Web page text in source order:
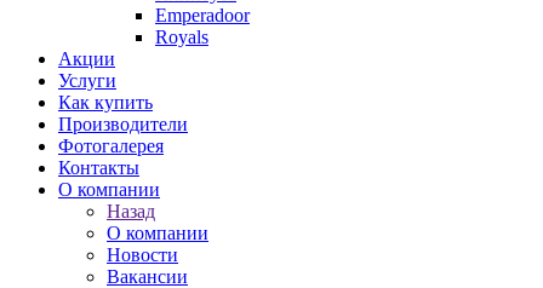
Emperadoor
Royals
Акции
Услуги
Как купить
Производители
Фотогалерея
Контакты
О компании
Назад
О компании
Новости
Вакансии